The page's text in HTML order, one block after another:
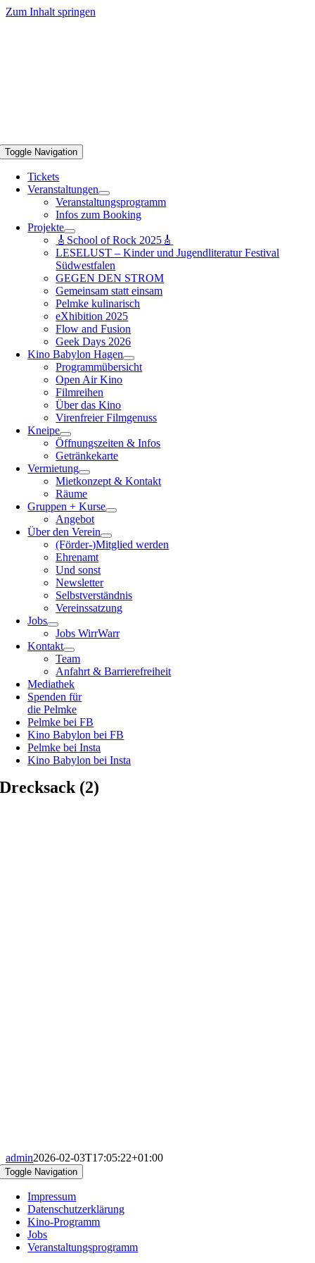
Zum Inhalt springen
Toggle Navigation
Tickets
Veranstaltungen
Veranstaltungsprogramm
Infos zum Booking
Projekte
🎸School of Rock 2025🎸
LESELUST – Kinder und Jugendliteratur Festival
Südwestfalen
GEGEN DEN STROM
Gemeinsam statt einsam
Pelmke kulinarisch
eXhibition 2025
Flow and Fusion
Geek Days 2026
Kino Babylon Hagen
Programmübersicht
Open Air Kino
Filmreihen
Über das Kino
Virenfreier Filmgenuss
Kneipe
Öffnungszeiten & Infos
Getränkekarte
Vermietung
Mietkonzept & Kontakt
Räume
Gruppen + Kurse
Angebot
Über den Verein
(Förder-)Mitglied werden
Ehrenamt
Und sonst
Newsletter
Selbstverständnis
Vereinssatzung
Jobs
Jobs WirrWarr
Kontakt
Team
Anfahrt & Barrierefreiheit
Mediathek
Spenden für
die Pelmke
Pelmke bei FB
Kino Babylon bei FB
Pelmke bei Insta
Kino Babylon bei Insta
Drecksack (2)
admin2026-02-03T17:05:22+01:00
Toggle Navigation
Impressum
Datenschutzerklärung
Kino-Programm
Jobs
Veranstaltungsprogramm